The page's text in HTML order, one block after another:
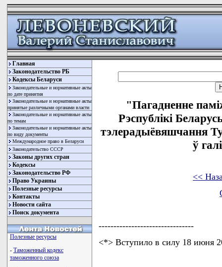
Главная
Законодательство РБ
Кодексы Беларуси
Законодательные и нормативные акты
по дате принятия
Законодательные и нормативные акты
принятые различными органами власти
Законодательные и нормативные акты
по темам
Законодательные и нормативные акты
по виду документы
Международное право в Беларуси
Законодательство СССР
Законы других стран
Кодексы
Законодательство РФ
Право Украины
Полезные ресурсы
Контакты
Новости сайта
Поиск документа
Полезные ресурсы
- Таможенный кодекс
таможенного союза
"Пагадненне
Рэспублiкi
тэлерадыёвяшчання
ў
<<
--------------------------------
<*> Вступило в силу 18 июня